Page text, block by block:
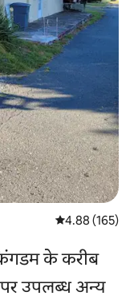
औसत रेटिंग 5 में से
4.88 (165)
के करीब
पर उपलब्ध अन्य